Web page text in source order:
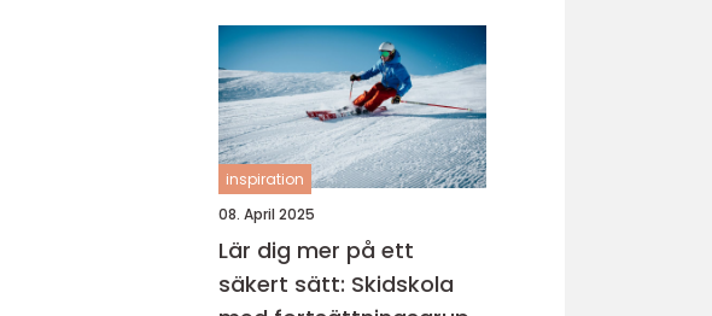
välbefinnande
inspiration
08. April 2025
Lär dig mer på ett
säkert sätt: Skidskola